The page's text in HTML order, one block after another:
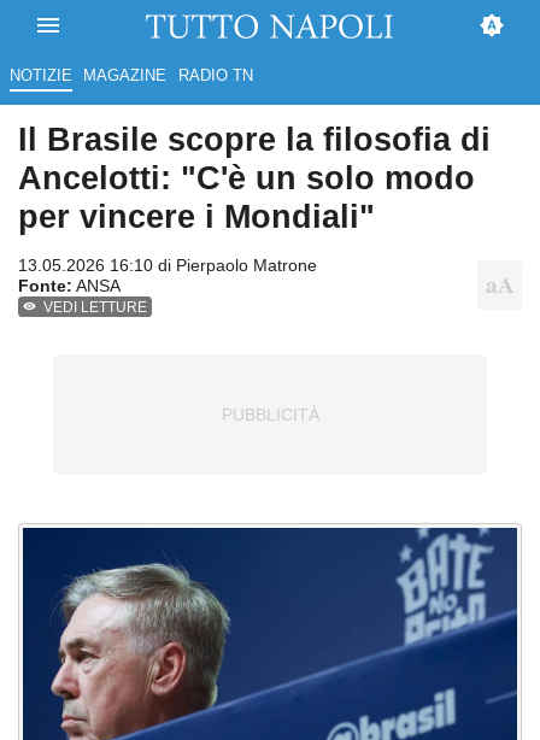
NOTIZIE MAGAZINE RADIO TN
Il Brasile scopre la filosofia di
Ancelotti: "C'è un solo modo
per vincere i Mondiali"
13.05.2026 16:10 di Pierpaolo Matrone
Fonte: ANSA
VEDI LETTURE